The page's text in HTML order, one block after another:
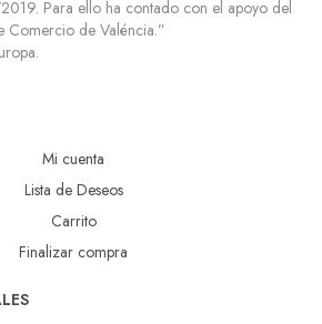
Para ello ha contado con el apoyo del
Comercio de Valéncia.”
Mi cuenta
Lista de Deseos
Carrito
Finalizar compra